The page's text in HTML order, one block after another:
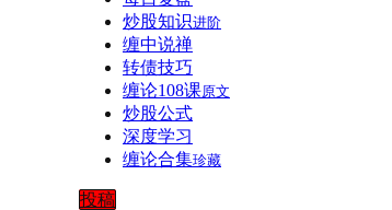
炒股知识进阶
缠中说禅
转债技巧
缠论108课原文
炒股公式
深度学习
缠论合集珍藏
投稿